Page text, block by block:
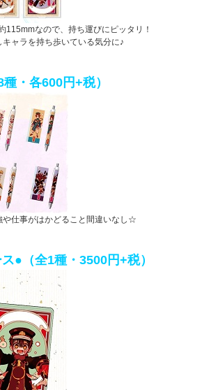
115mmなので、持ち運びにピッタリ！
ャラを持ち歩いている気分に♪
・各600円+税）
や仕事がはかどること間違いなし☆
●（全1種・3500円+税）